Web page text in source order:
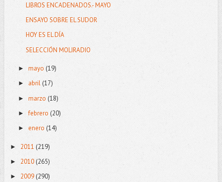
LIBROS ENCADENADOS.- MAYO
ENSAYO SOBRE EL SUDOR
HOY ES EL DÍA
SELECCIÓN MOLIRADIO
► mayo (19)
► abril(17)
► marzo (18)
►febrero (20)
► enero (14)
► 2011 (219)
► 2010 (265)
► 2009(290)